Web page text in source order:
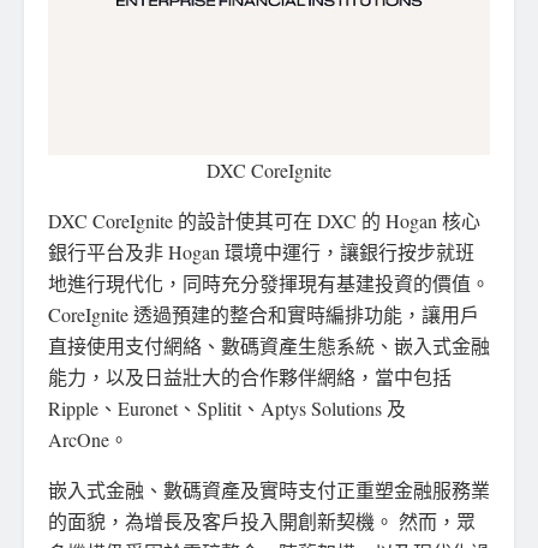
DXC CoreIgnite
DXC CoreIgnite 的設計使其可在 DXC 的 Hogan 核心
銀行平台及非 Hogan 環境中運行，讓銀行按步就班
地進行現代化，同時充分發揮現有基建投資的價值。
CoreIgnite 透過預建的整合和實時編排功能，讓用戶
直接使用支付網絡、數碼資產生態系統、嵌入式金融
能力，以及日益壯大的合作夥伴網絡，當中包括
Ripple、Euronet、Splitit、Aptys Solutions 及
ArcOne。
嵌入式金融、數碼資產及實時支付正重塑金融服務業
的面貌，為增長及客戶投入開創新契機。 然而，眾